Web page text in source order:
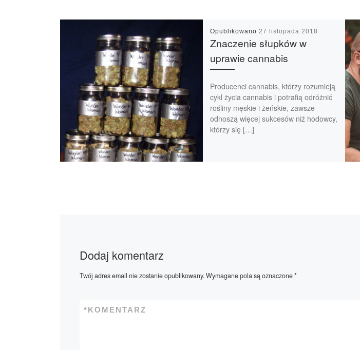
Opublikowano 27 listopada 2018
Znaczenie słupków w
uprawie cannabis
Producenci cannabis, którzy rozumieją
cykl życia cannabis i potrafią odróżnić
rośliny męskie i żeńskie, zawsze
odnoszą więcej sukcesów niż hodowcy,
którzy się […]
Dodaj komentarz
Twój adres email nie zostanie opublikowany. Wymagane pola są oznaczone*
KOMENTARZ
*